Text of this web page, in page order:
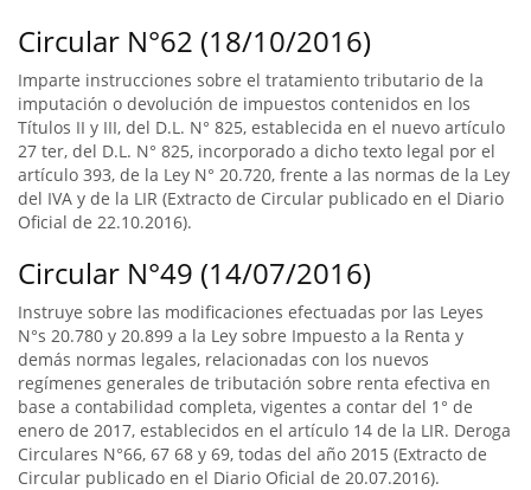
Circular N°62 (18/10/2016)
Imparte instrucciones sobre el tratamiento tributario de la
imputación o devolución de impuestos contenidos en los
Títulos II y III, del D.L. N° 825, establecida en el nuevo artículo
27 ter, del D.L. N° 825, incorporado a dicho texto legal por el
artículo 393, de la Ley N° 20.720, frente a las normas de la Ley
del IVA y de la LIR (Extracto de Circular publicado en el Diario
Oficial de 22.10.2016).
Circular N°49 (14/07/2016)
Instruye sobre las modificaciones efectuadas por las Leyes
N°s 20.780 y 20.899 a la Ley sobre Impuesto a la Renta y
demás normas legales, relacionadas con los nuevos
regímenes generales de tributación sobre renta efectiva en
base a contabilidad completa, vigentes a contar del 1° de
enero de 2017, establecidos en el artículo 14 de la LIR. Deroga
Circulares N°66, 67 68 y 69, todas del año 2015 (Extracto de
Circular publicado en el Diario Oficial de 20.07.2016).